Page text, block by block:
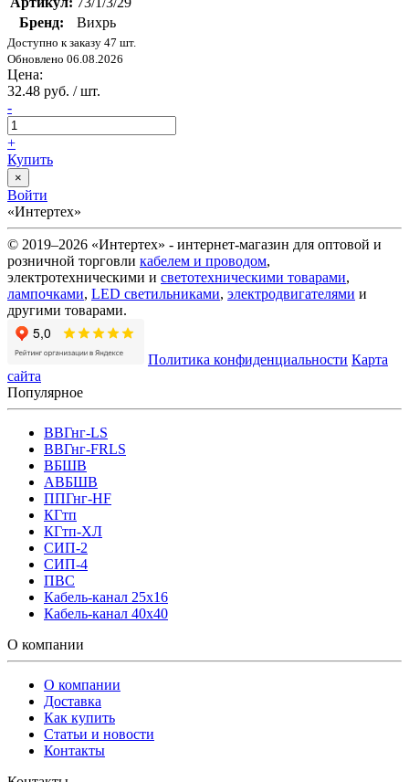
Бренд:
Вихрь
Доступно к заказу 47 шт.
Обновлено 06.08.2026
Цена:
32.48 руб. / шт.
-
+
Купить
×
Войти
«Интертех»
© 2019–2026 «Интертех» - интернет-магазин для оптовой и
розничной торговли кабелем и проводом,
электротехническими и светотехническими товарами,
лампочками, LED светильниками, электродвигателями и
другими товарами.
Политика конфиденциальности Карта
сайта
Популярное
ВВГнг-LS
ВВГнг-FRLS
ВБШВ
АВБШВ
ППГнг-HF
КГтп
КГтп-ХЛ
СИП-2
СИП-4
ПВС
Кабель-канал 25х16
Кабель-канал 40х40
О компании
О компании
Доставка
Как купить
Статьи и новости
Контакты